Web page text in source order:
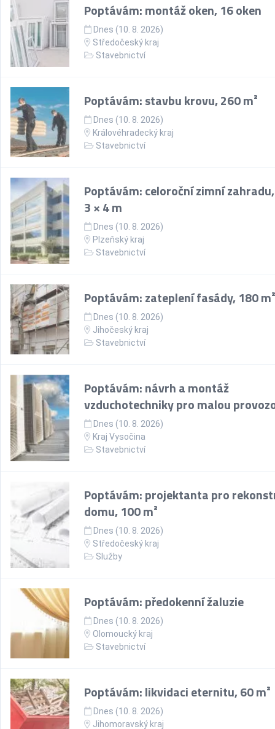
Poptávám: montáž oken, 16 oken
Dnes (10. 8. 2026)
Středočeský kraj
Stavebnictví
Poptávám: stavbu krovu, 260 m²
Dnes (10. 8. 2026)
Královéhradecký kraj
Stavebnictví
Poptávám: celoroční zimní
3 × 4 m
Dnes (10. 8. 2026)
Plzeňský kraj
Stavebnictví
Poptávám: zateplení fasády, 180 m²
Dnes (10. 8. 2026)
Jihočeský kraj
Stavebnictví
Poptávám: návrh a montáž
vzduchotechniky pro malou
Dnes (10. 8. 2026)
Kraj Vysočina
Stavebnictví
Poptávám: projektanta pro
domu, 100 m²
Dnes (10. 8. 2026)
Středočeský kraj
Služby
Poptávám: předokenní žaluzie
Dnes (10. 8. 2026)
Olomoucký kraj
Stavebnictví
Poptávám: likvidaci eternitu, 60 m²
Dnes (10. 8. 2026)
Jihomoravský kraj